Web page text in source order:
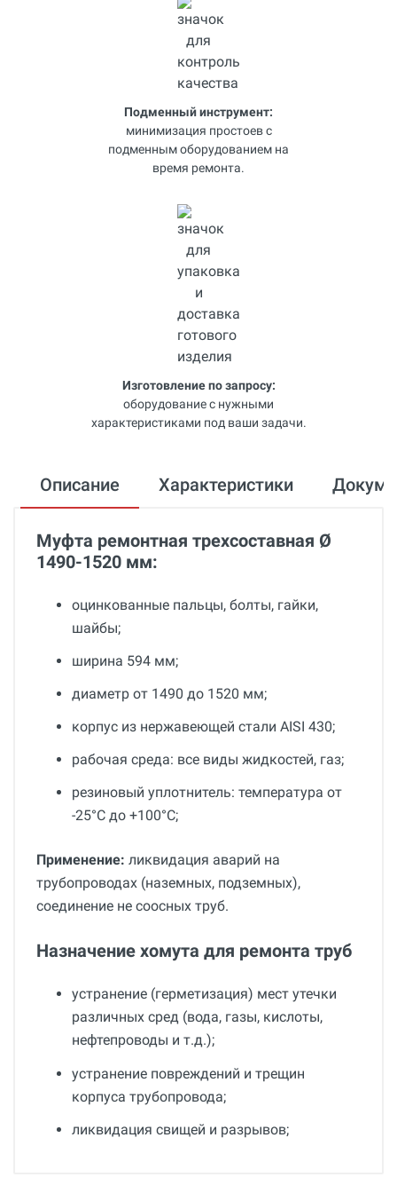
Подменный инструмент:
минимизация простоев с
подменным оборудованием на
время ремонта.
Изготовление по запросу:
оборудование с нужными
характеристиками под ваши задачи.
Описание Характеристики
Муфта ремонтная трехсоставная Ø
1490-1520 мм:
оцинкованные пальцы, болты, гайки,
шайбы;
ширина 594 мм;
диаметр от 1490 до 1520 мм;
корпус из нержавеющей стали AISI 430;
рабочая среда: все виды жидкостей, газ;
резиновый уплотнитель: температура от
-25°С до +100°С;
Применение: ликвидация аварий на
трубопроводах (наземных, подземных),
соединение не соосных труб.
Назначение хомута для ремонта труб
устранение (герметизация) мест утечки
различных сред (вода, газы, кислоты,
нефтепроводы и т.д.);
устранение повреждений и трещин
корпуса трубопровода;
ликвидация свищей и разрывов;